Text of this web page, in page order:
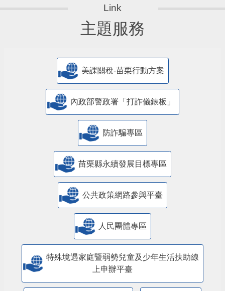
主題服務
美課關稅-苗栗行動方案
內政部警政署「打詐儀錶板」
防詐騙專區
苗栗縣永續發展目標專區
公共政策網路參與平臺
人民團體專區
特殊境遇家庭暨弱勢兒童及少年生活扶助線
上申辦平臺